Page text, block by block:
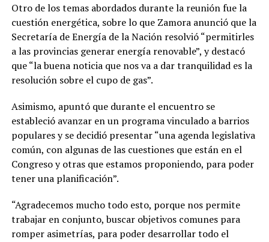
Otro de los temas abordados durante la reunión fue la
cuestión energética, sobre lo que Zamora anunció que la
Secretaría de Energía de la Nación resolvió “permitirles
a las provincias generar energía renovable”, y destacó
que “la buena noticia que nos va a dar tranquilidad es la
resolución sobre el cupo de gas”.
Asimismo, apuntó que durante el encuentro se
estableció avanzar en un programa vinculado a barrios
populares y se decidió presentar “una agenda legislativa
común, con algunas de las cuestiones que están en el
Congreso y otras que estamos proponiendo, para poder
tener una planificación”.
“Agradecemos mucho todo esto, porque nos permite
trabajar en conjunto, buscar objetivos comunes para
romper asimetrías, para poder desarrollar todo el